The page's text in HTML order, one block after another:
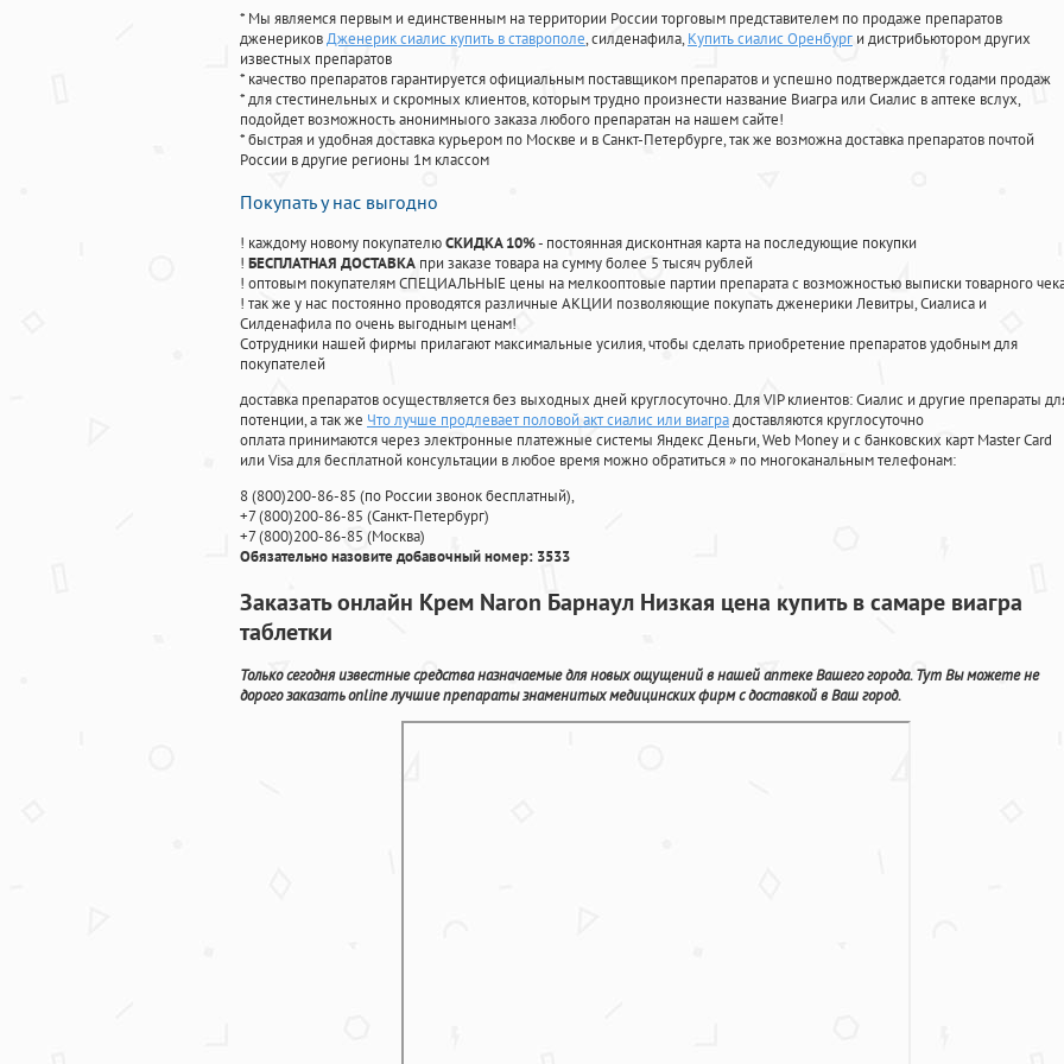
* Мы являемся первым и единственным на территории России торговым представителем по продаже препаратов
дженериковДженерик сиалис купить в ставрополе, силденафила, Купить сиалис Оренбург и дистрибьютором других
известных препаратов
* качество препаратов гарантируется официальным поставщиком препаратов и успешно подтверждается годами продаж
* для стестинельных и скромных клиентов, которым трудно произнести название Виагра или Сиалис в аптеке вслух,
подойдет возможность анонимныого заказа любого препаратан на нашем сайте!
* быстрая и удобная доставка курьером по Москве и в Санкт-Петербурге, так же возможна доставка препаратов почтой
России в другие регионы 1м классом
Покупать у нас выгодно
! каждому новому покупателюСКИДКА 10%- постоянная дисконтная карта на последующие покупки
! БЕСПЛАТНАЯ ДОСТАВКА при заказе товара на сумму более 5 тысяч рублей
! оптовым покупателям СПЕЦИАЛЬНЫЕ цены на мелкооптовые партии препарата с возможностью выписки товарного
! так же у нас постоянно проводятся различные АКЦИИ позволяющие покупать дженерики Левитры, Сиалиса и
Силденафила по очень выгодным ценам!
Cотрудники нашей фирмы прилагают максимальные усилия, чтобы сделать приобретение препаратов удобным для
покупателей
доставка препаратов осуществляется без выходных дней круглосуточно. Для VIP клиентов: Сиалис и другие препараты
потенции, а так же Что лучше продлевает половой акт сиалис или виаградоставляются круглосуточно
оплата принимаются через электронные платежные системы Яндекс Деньги, Web Money и с банковских карт Master Card
или Visa для бесплатной консультации в любое время можно обратиться» по многоканальным телефонам:
8(800)200-86-85 (по России звонок бесплатный),
+7(800)200-86-85 (Санкт-Петербург)
+7(800)200-86-85 (Москва)
Обязательно назовите добавочный номер: 3533
Заказать онлайн Крем Naron Барнаул Низкая цена купить в самаре виагра
таблетки
Только сегодня известные средства назначаемые для новых ощущений в нашей аптеке Вашего города. Тут Вы можете не
дорого заказать online лучшие препараты знаменитых медицинских фирм с доставкой в Ваш город.